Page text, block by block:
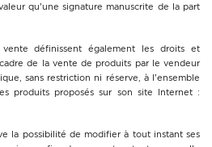
qu'une signature manuscrite de la part
définissent également les droits et
de la vente de produits par le vendeur
sans restriction ni réserve, à l'ensemble
produits proposés sur son site Internet :
la possibilité de modifier à tout instant ses